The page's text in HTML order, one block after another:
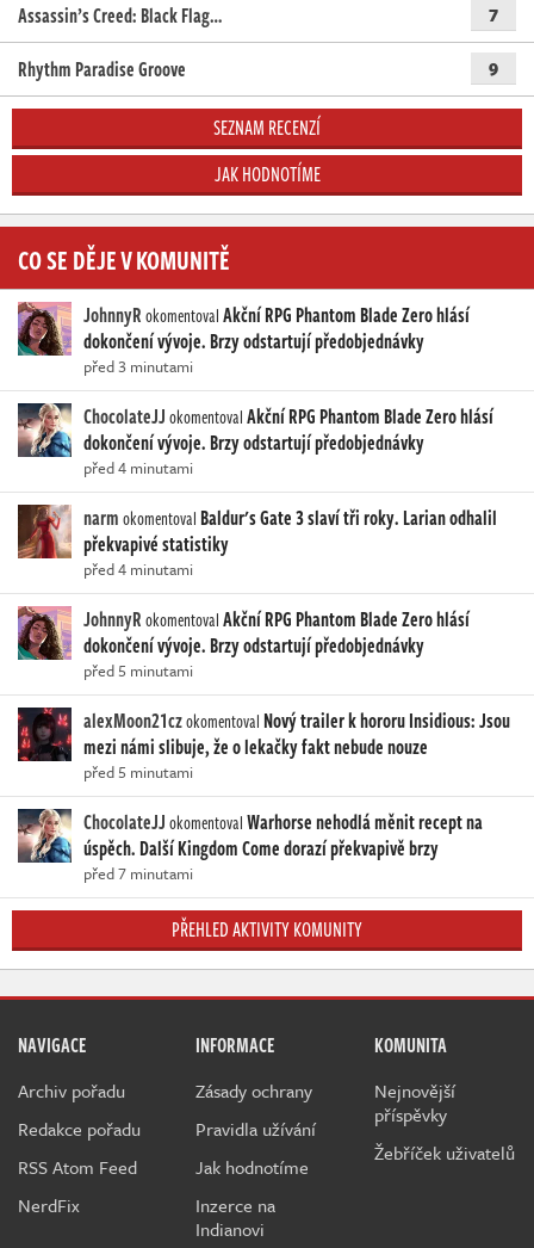
Assassin’s Creed: Black Flag… 7
Rhythm Paradise Groove 9
SEZNAM RECENZÍ
JAK HODNOTÍME
CO SE DĚJE V KOMUNITĚ
JohnnyRokomentovalAkční RPG Phantom Blade Zero hlásí
dokončení vývoje. Brzy odstartují předobjednávky
před 3 minutami
ChocolateJJokomentovalAkční RPG Phantom Blade Zero hlásí
dokončení vývoje. Brzy odstartují předobjednávky
před 4 minutami
narmokomentoval Baldur's Gate 3 slaví tři roky. Larian odhalil
překvapivé statistiky
před 4 minutami
JohnnyRokomentovalAkční RPG Phantom Blade Zero hlásí
dokončení vývoje. Brzy odstartují předobjednávky
před 5 minutami
alexMoon21czokomentoval Nový trailer k hororu Insidious: Jsou
mezi námi slibuje, že o lekačky fakt nebude nouze
před 5 minutami
ChocolateJJokomentovalWarhorse nehodlá měnit recept na
úspěch. Další Kingdom Come dorazí překvapivě brzy
před 7 minutami
PŘEHLED AKTIVITY KOMUNITY
NAVIGACE
Archiv pořadu
Redakce pořadu
RSS Atom Feed
NerdFix
INFORMACE
Zásady ochrany
Pravidla užívání
Jak hodnotíme
Inzerce na
Indianovi
KOMUNITA
Nejnovější
příspěvky
Žebříček uživatelů